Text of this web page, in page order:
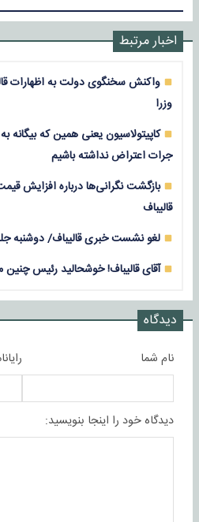
اخبار مرتبط
واکنش سخنگوی دولت به اظهارات
وزرا
کاپیتولاسیون یعنی همین که بیگانه
جرات اعتراض نداشته باشیم
بازگشت نگرانی‌ها درباره افزایش
قالیباف
لغو نشست خبری قالیباف/ دوشنبه
آقای قالیباف! خوشحالید رئیس
دیدگاه
نام شما
دیدگاه خود را اینجا بنویسید: